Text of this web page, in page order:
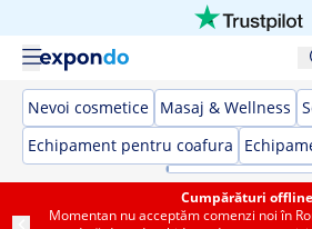
Nevoi cosmetice Masaj & Wellness
Echipament pentru coafura
Cumpărături
Momentan nu acceptăm comenzi noi în